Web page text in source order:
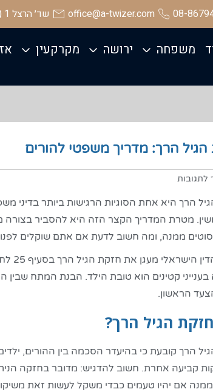
08-
office@a-twizer.com שד׳ הרצל 1 (בית יוניטרייד), אשדוד
משפחה ירושה מקרקעין
הרך: מדריך משפטי להורים
לתגובות
הרך היא אחת הסוגיות הרגישות ביותר בדיני
מטרת המדריך הקצר הזה היא להסביר
ממנה, ומה חשוב לדעת אם אתם שוקלים
קטינים הוא טובת הילד. הבנת המתח שבין
הראשון.
הגיל הרך?
קביעה אחרת. חשוב להדגיש: מדובר בחזקה
אם יהיו טעמים כבדי משקל לעשות זאת